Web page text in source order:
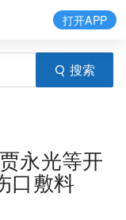
搜索
打开APP
永光等开
口敷料